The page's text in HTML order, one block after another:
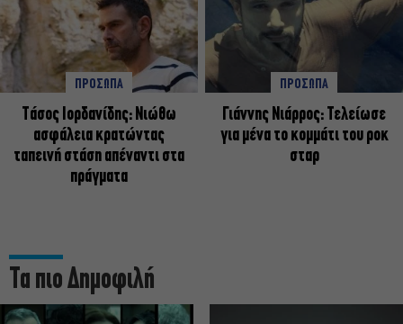
ΠΡΟΣΩΠΑ
Tάσος Ιορδανίδης: Νιώθω
ασφάλεια κρατώντας
ταπεινή στάση απέναντι στα
πράγματα
ΠΡΟΣΩΠΑ
Γιάννης Νιάρρος: Τελείωσε
για μένα το κομμάτι του ροκ
σταρ
Τα πιο Δημοφιλή